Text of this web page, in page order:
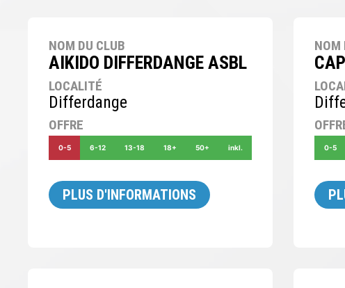
NOM DU CLUB
AIKIDO DIFFERDANGE ASBL
LOCALITÉ
Differdange
OFFRE
0-5 6-12 13-18 18+ 50+ inkl.
PLUS D'INFORMATIONS
NOM
0-5